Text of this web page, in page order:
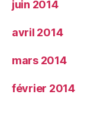
juin 2014
avril 2014
mars 2014
février 2014